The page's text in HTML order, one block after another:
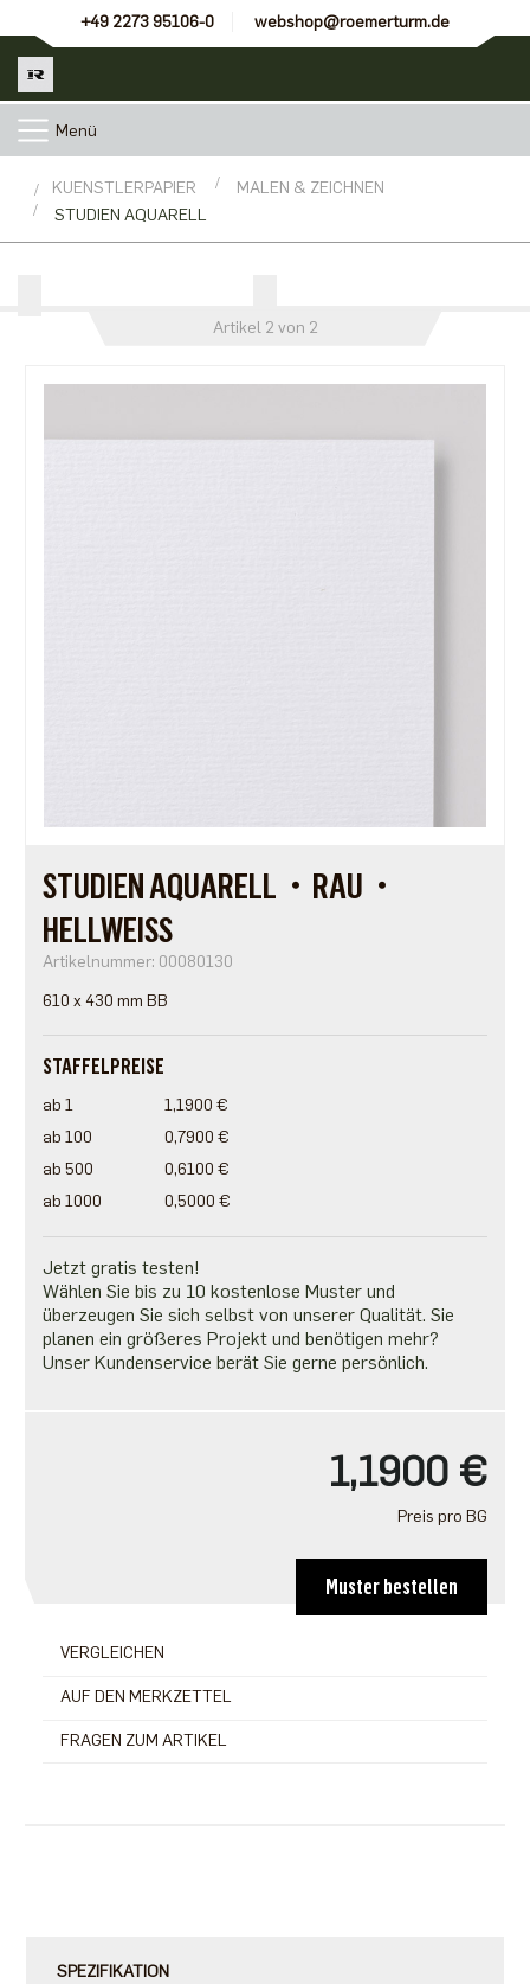
+49 2273 95106-0 webshop@roemerturm.de
Menü
KUENSTLERPAPIER
MALEN & ZEICHNEN
STUDIEN AQUARELL
Artikel 2 von 2
STUDIEN AQUARELL・RAU・
HELLWEISS
Artikelnummer: 00080130
610 x 430 mm BB
STAFFELPREISE
ab 1
1,1900 €
ab 100
0,7900 €
ab 500
0,6100 €
ab 1000
0,5000 €
Jetzt gratis testen!
Wählen Sie bis zu 10 kostenlose Muster und
überzeugen Sie sich selbst von unserer Qualität. Sie
planen ein größeres Projekt und benötigen mehr?
Unser Kundenservice berät Sie gerne persönlich.
1,1900 €
Preis pro BG
Muster bestellen
VERGLEICHEN
AUF DEN MERKZETTEL
FRAGEN ZUM ARTIKEL
SPEZIFIKATION